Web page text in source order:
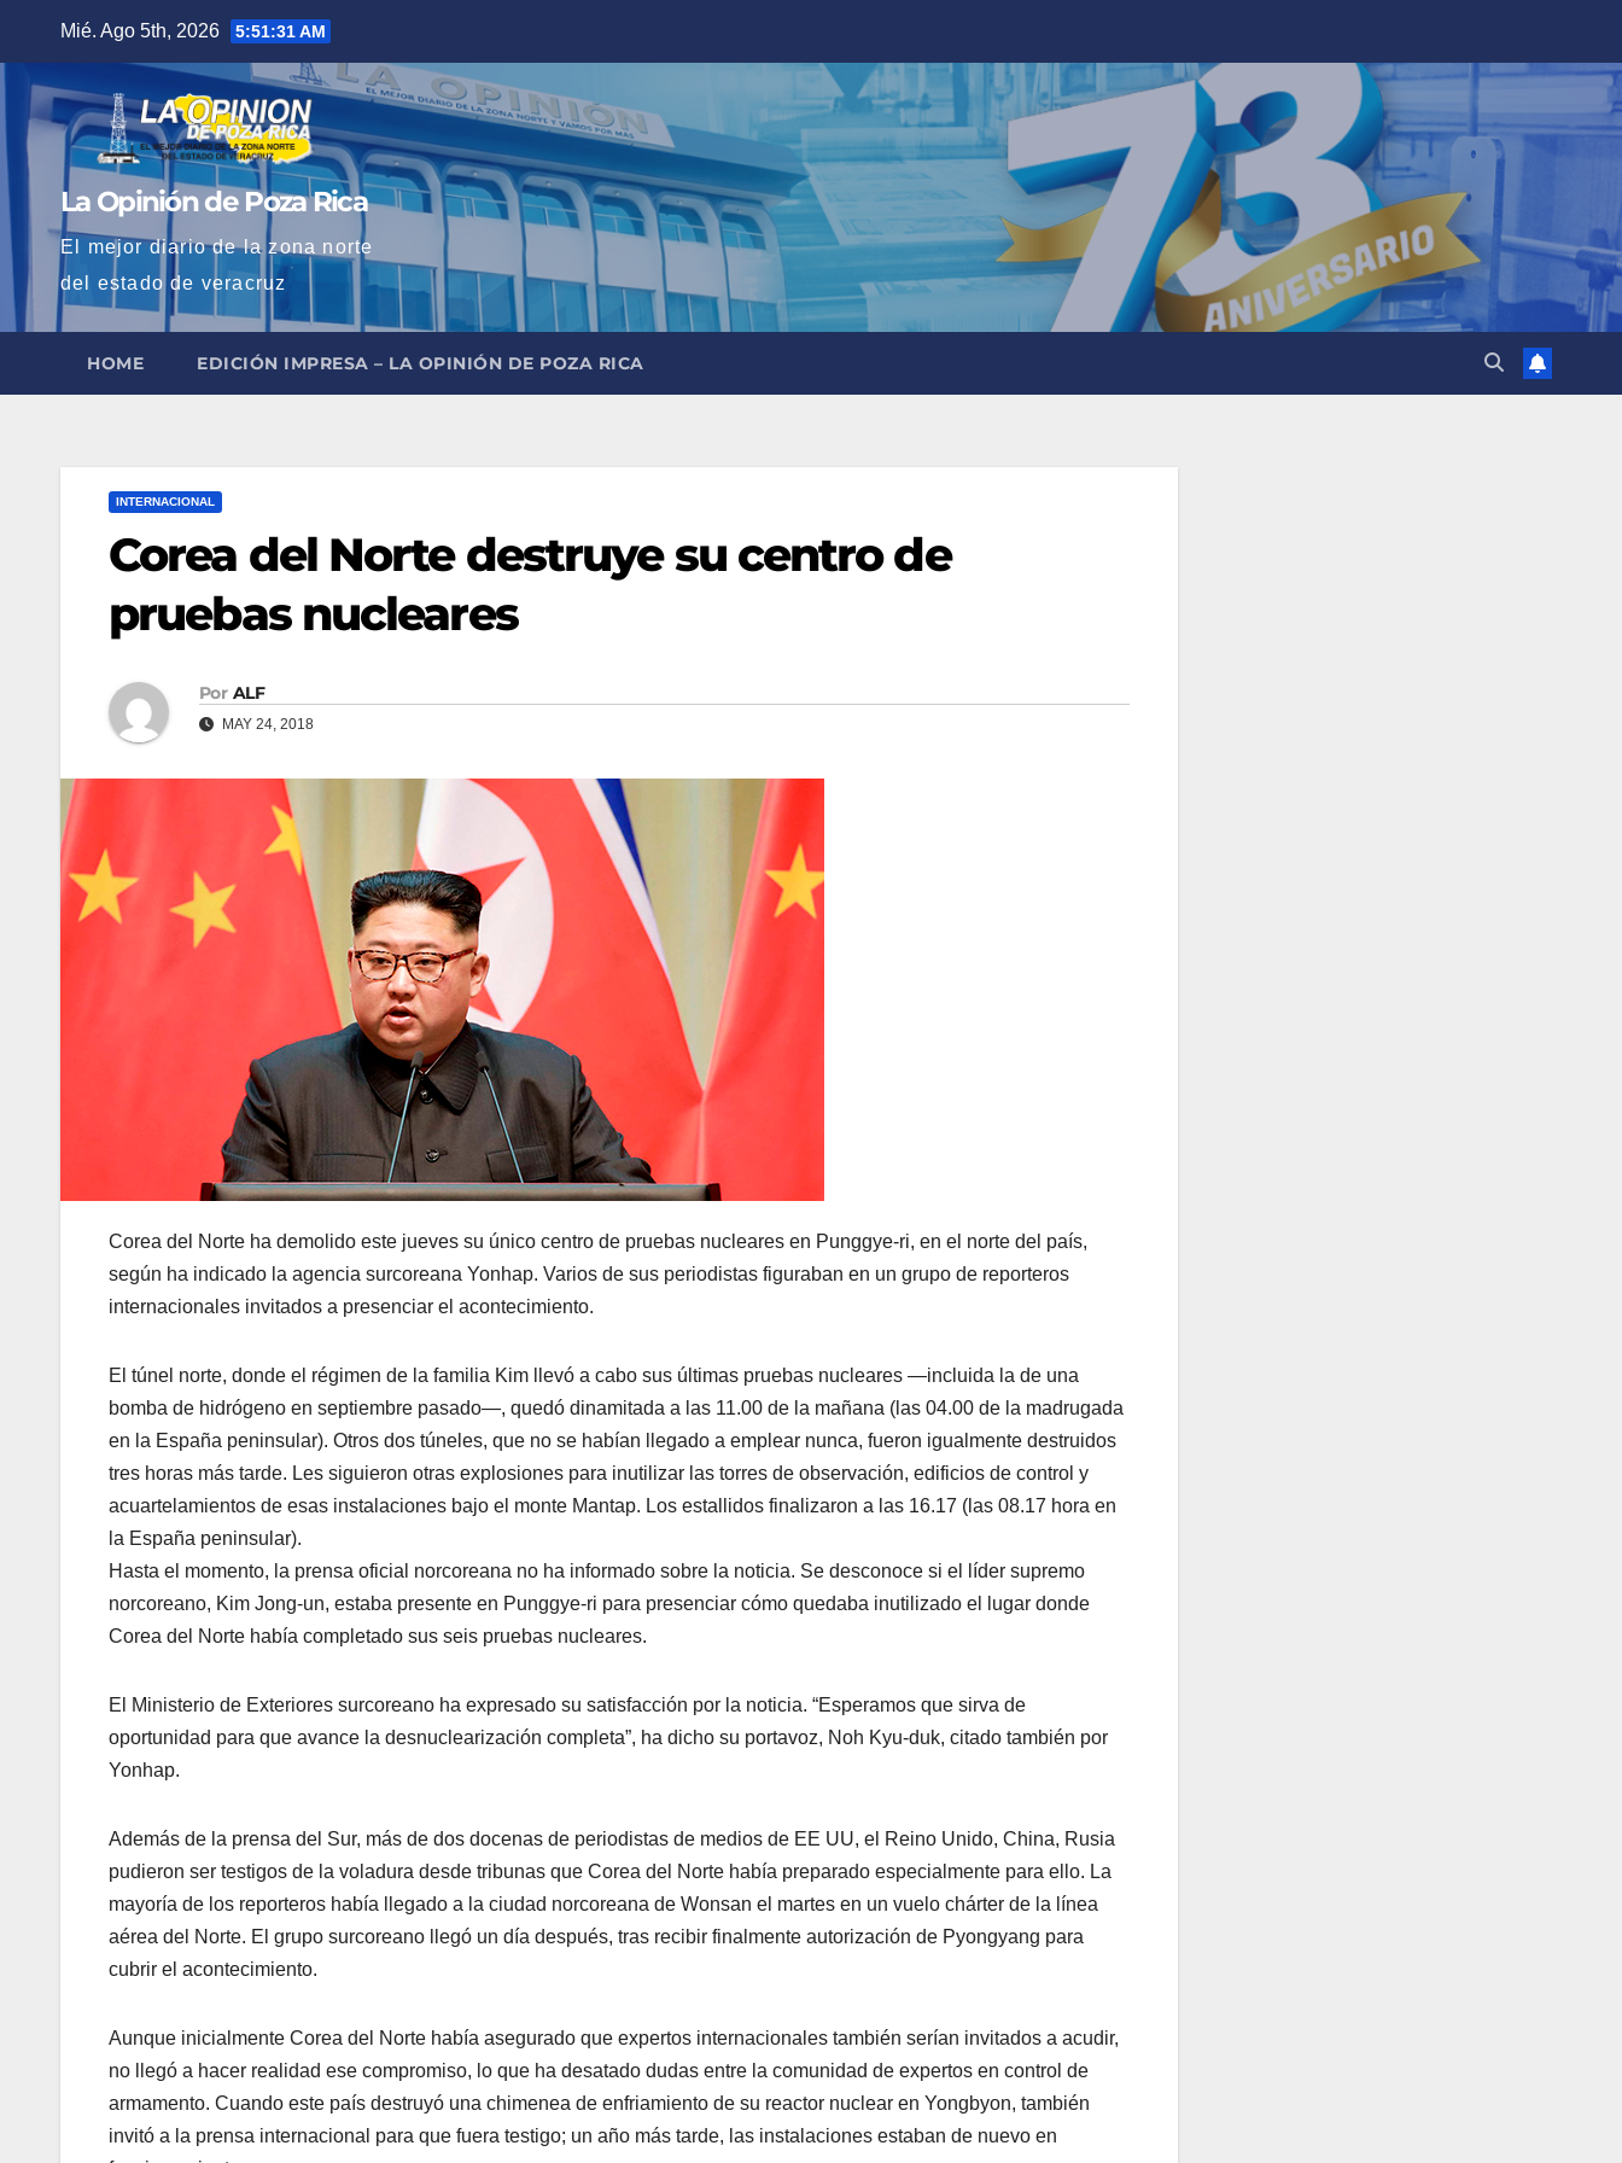
contenido
Mié. Ago 5th, 2026 5:51:32 AM
La Opinión de Poza Rica
El mejor diario de la zona norte
del estado de veracruz
HOME EDICIÓN IMPRESA – LA OPINIÓN DE POZA RICA
INTERNACIONAL
Corea del Norte destruye su centro de
pruebas nucleares
Por ALF
MAY 24, 2018
Corea del Norte ha demolido este jueves su único centro de pruebas nucleares en Punggye-ri, en el norte del país,
según ha indicado la agencia surcoreana Yonhap. Varios de sus periodistas figuraban en un grupo de reporteros
internacionales invitados a presenciar el acontecimiento.
El túnel norte, donde el régimen de la familia Kim llevó a cabo sus últimas pruebas nucleares —incluida la de una
bomba de hidrógeno en septiembre pasado—, quedó dinamitada a las 11.00 de la mañana (las 04.00 de la madrugada
en la España peninsular). Otros dos túneles, que no se habían llegado a emplear nunca, fueron igualmente destruidos
tres horas más tarde. Les siguieron otras explosiones para inutilizar las torres de observación, edificios de control y
acuartelamientos de esas instalaciones bajo el monte Mantap. Los estallidos finalizaron a las 16.17 (las 08.17 hora en
la España peninsular).
Hasta el momento, la prensa oficial norcoreana no ha informado sobre la noticia. Se desconoce si el líder supremo
norcoreano, Kim Jong-un, estaba presente en Punggye-ri para presenciar cómo quedaba inutilizado el lugar donde
Corea del Norte había completado sus seis pruebas nucleares.
El Ministerio de Exteriores surcoreano ha expresado su satisfacción por la noticia. “Esperamos que sirva de
oportunidad para que avance la desnuclearización completa”, ha dicho su portavoz, Noh Kyu-duk, citado también por
Yonhap.
Además de la prensa del Sur, más de dos docenas de periodistas de medios de EE UU, el Reino Unido, China, Rusia
pudieron ser testigos de la voladura desde tribunas que Corea del Norte había preparado especialmente para ello. La
mayoría de los reporteros había llegado a la ciudad norcoreana de Wonsan el martes en un vuelo chárter de la línea
aérea del Norte. El grupo surcoreano llegó un día después, tras recibir finalmente autorización de Pyongyang para
cubrir el acontecimiento.
Aunque inicialmente Corea del Norte había asegurado que expertos internacionales también serían invitados a acudir,
no llegó a hacer realidad ese compromiso, lo que ha desatado dudas entre la comunidad de expertos en control de
armamento. Cuando este país destruyó una chimenea de enfriamiento de su reactor nuclear en Yongbyon, también
invitó a la prensa internacional para que fuera testigo; un año más tarde, las instalaciones estaban de nuevo en